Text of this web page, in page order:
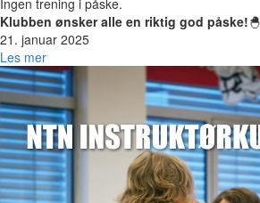
Ingen trening i påske.
Klubben ønsker alle en riktig god påske!
21. januar 2025
Les mer
Bilde